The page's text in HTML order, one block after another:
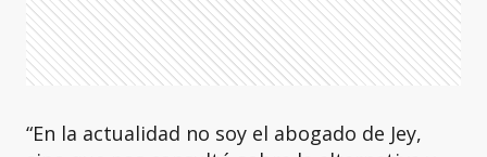
“En la actualidad no soy el abogado de Jey,